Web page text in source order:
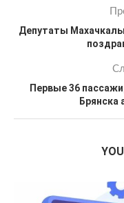
Депутаты
Первые 36
Брянска